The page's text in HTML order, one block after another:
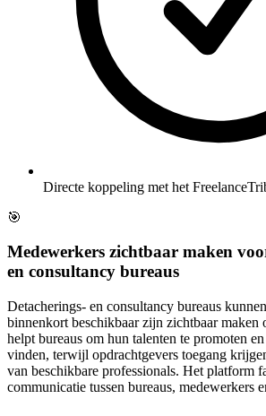
Directe koppeling met het
🎯
Medewerkers zichtbaar maken
en consultancy bureaus
Detacherings- en consultancy bureaus
binnenkort beschikbaar zijn zichtbaar
helpt bureaus om hun talenten te promoten
vinden, terwijl opdrachtgevers toegang
van beschikbare professionals. Het platform
communicatie tussen bureaus, medewerkers